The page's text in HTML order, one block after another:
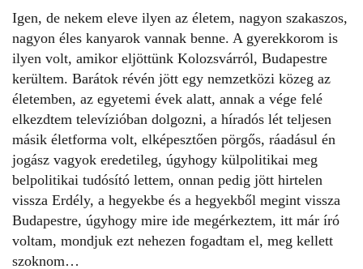
Igen, de nekem eleve ilyen az életem, nagyon szakaszos,
nagyon éles kanyarok vannak benne. A gyerekkorom is
ilyen volt, amikor eljöttünk Kolozsvárról, Budapestre
kerültem. Barátok révén jött egy nemzetközi közeg az
életemben, az egyetemi évek alatt, annak a vége felé
elkezdtem televízióban dolgozni, a híradós lét teljesen
másik életforma volt, elképesztően pörgős, ráadásul én
jogász vagyok eredetileg, úgyhogy külpolitikai meg
belpolitikai tudósító lettem, onnan pedig jött hirtelen
vissza Erdély, a hegyekbe és a hegyekből megint vissza
Budapestre, úgyhogy mire ide megérkeztem, itt már író
voltam, mondjuk ezt nehezen fogadtam el, meg kellett
szoknom…